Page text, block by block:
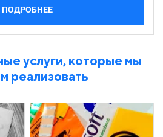
ПОДРОБНЕЕ
услуги, которые мы
реализовать